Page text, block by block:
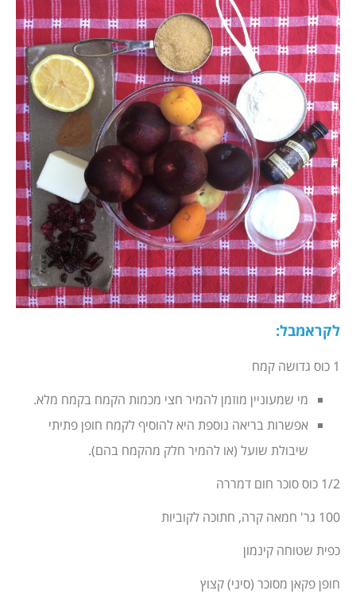
לקראמבל:
1 כוס גדושה קמח
מי שמעוניין מוזמן להמיר חצי מכמות הקמח בקמח מלא.
אפשרות בריאה נוספת היא להוסיף לקמח חופן פתיתי
שיבולת שועל (או להמיר חלק מהקמח בהם).
1/2 כוס סוכר חום דמררה
100 גר' חמאה קרה, חתוכה לקוביות
כפית שטוחה קינמון
חופן פקאן מסוכר (סיני) קצוץ